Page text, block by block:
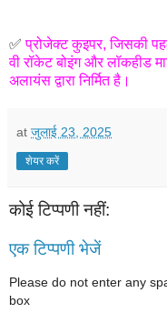
✅प्रोजेक्ट कुइपर, जिसकी
वी रॉकेट बोइंग और लॉकहीड
अलायंस द्वारा निर्मित है।
at जुलाई 23, 2025
शेयर करें
कोई टिप्पणी नहीं:
एक टिप्पणी भेजें
Please do not enter any
box